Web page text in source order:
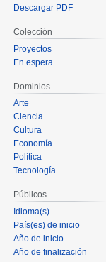
Descargar PDF
Colección
Proyectos
En espera
Dominios
Arte
Ciencia
Cultura
Economía
Política
Tecnología
Públicos
Idioma(s)
País(es) de inicio
Año de inicio
Año de finalización